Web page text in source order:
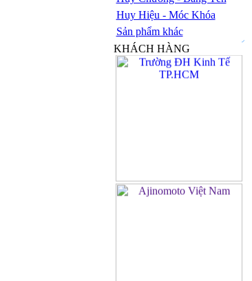
Huy Hiệu - Móc Khóa
Sản phẩm khác
KHÁCH HÀNG